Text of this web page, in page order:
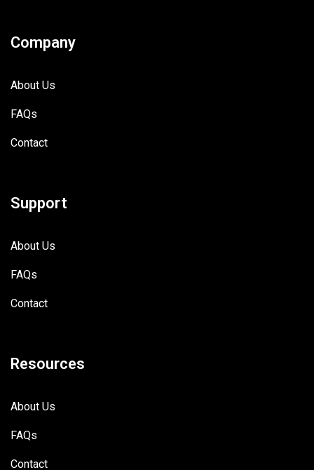
Company
About Us
FAQs
Contact
Support
About Us
FAQs
Contact
Resources
About Us
FAQs
Contact